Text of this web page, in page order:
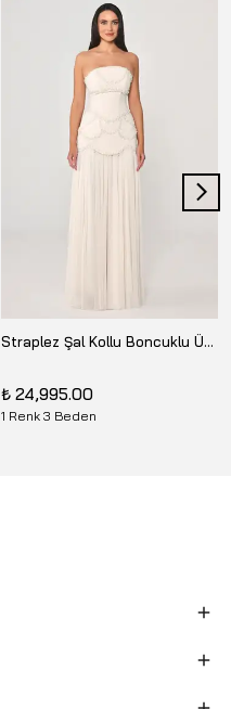
Straplez Şal Kollu Boncuklu Üst Krep Alt Şifon Uzun Elbise ALFABETA 26Y-7330
₺ 24,995.00
1 Renk 3 Beden